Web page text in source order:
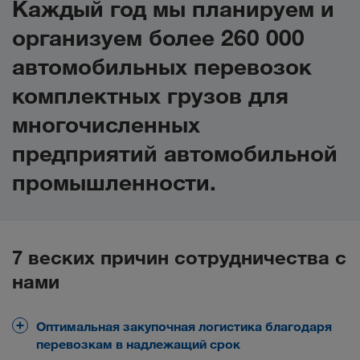
Каждый год мы планируем и
организуем более 260 000
автомобильных перевозок
комплектных грузов для
многочисленных
предприятий автомобильной
промышленности.
7 веских причин сотрудничества с
нами
Оптимальная закупочная логистика благодаря
перевозкам в надлежащий срок